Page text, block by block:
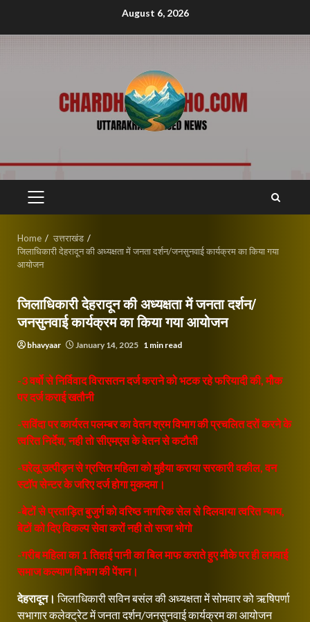
August 6, 2026
PRIMARY
Home
उत्तराखंड
जिलाधिकारी देहरादून की अध्यक्षता में जनता दर्शन/जनसुनवाई कार्यक्रम का किया गया
आयोजन
जिलाधिकारी देहरादून की अध्यक्षता में जनता दर्शन/
जनसुनवाई कार्यक्रम का किया गया आयोजन
bhavyaar January 14, 2025 1 min read
-3 वर्षो से निर्विवाद विरासतन दर्ज कराने को भटक रहे फरियादी की, मौेक
पर दर्ज कराई खतौनी
-सविंदा पर कार्यरत पलम्बर का वेतन श्रम विभाग की प्रचलित दरों करने के
त्वरित निर्देश, नही तो सीएमएस के वेतन से कटौती
-घरेलू उत्पीड़न से ग्रसित महिला को मुहैया कराया सरकारी वकील, वन
स्टॉप सेन्टर के जरिए दर्ज होगा मुकदमा।
-बेटों से प्रताड़ित बुजुर्ग को वरिष्ठ नागरिक सेल से दिलवाया त्वरित न्याय,
बेटों को दिए विकल्प सेवा करों नही तो सजा भोगो
-गरीब महिला का 1 तिहाई पानी का बिल माफ कराते हुए मौके पर ही लगवाई
समाज कल्याण विभाग की पेंशन।
देहरादून। जिलाधिकारी सविन बसंल की अध्यक्षता में सोमवार को ऋषिपर्णा
सभागार कलेक्ट्रेट में जनता दर्शन/जनसुनवाई कार्यक्रम का आयोजन